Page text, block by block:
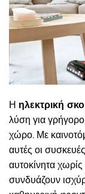
Η ηλεκτρική
λύση για
χώρο. Με
αυτές οι
αυτοκίνητα
συνδυάζουν